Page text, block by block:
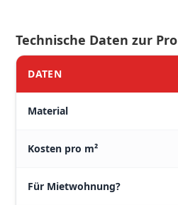
Technische Daten zur
DATEN
Material
Kosten pro m²
Für Mietwohnung?